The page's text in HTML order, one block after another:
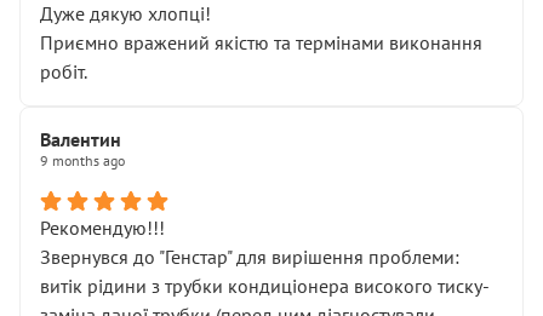
Дуже дякую хлопці!
Приємно вражений якістю та термінами виконання
робіт.
Валентин
9 months ago
Рекомендую!!!
Звернувся до "Генстар" для вирішення проблеми:
витік рідини з трубки кондиціонера високого тиску-